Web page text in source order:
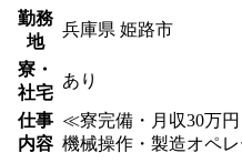
勤務
地
兵庫県 姫路市
寮・
社宅
あり
仕事
内容
≪寮完備・月収30万
機械操作・製造オペ